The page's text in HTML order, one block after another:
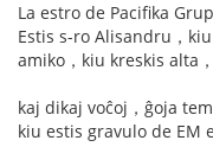
La estro de Pacifika
Estis s-ro Alisandru，
amiko，kiu kreskis alta
kaj dikaj voĉoj，ĝoja
kiu estis gravulo de EM